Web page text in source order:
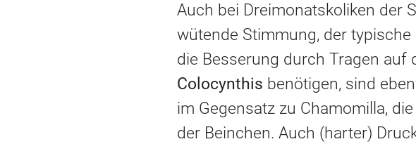
Auch bei Dreimonatskoliken der
wütende Stimmung, der
die Besserung durch Tragen auf
Colocynthis benötigen, sind
im Gegensatz zu Chamomilla,
der Beinchen. Auch (harter)